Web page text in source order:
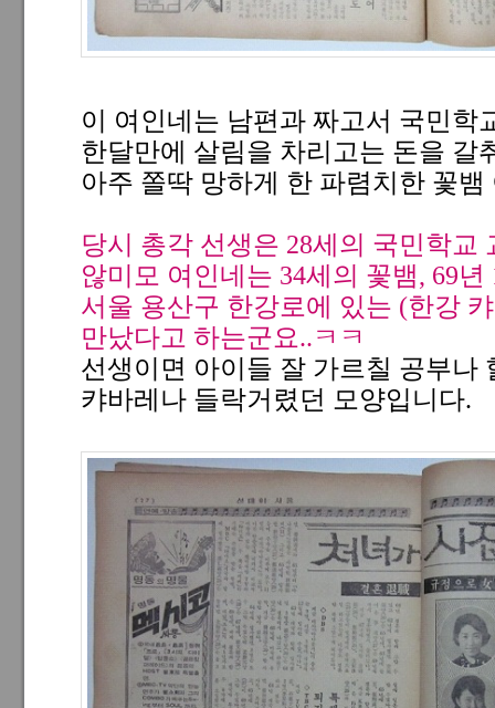
이 여인네는 남편과 짜고서 국민학
한달만에 살림을 차리고는 돈을 갈
아주 쫄딱 망하게 한 파렴치한 꽃뱀
당시 총각 선생은 28세의 국민학교
않미모 여인네는 34세의 꽃뱀, 69년
서울 용산구 한강로에 있는 (한강
만났다고 하는군요..ㅋㅋ
선생이면 아이들 잘 가르칠 공부나
캬바레나 들락거렸던 모양입니다.